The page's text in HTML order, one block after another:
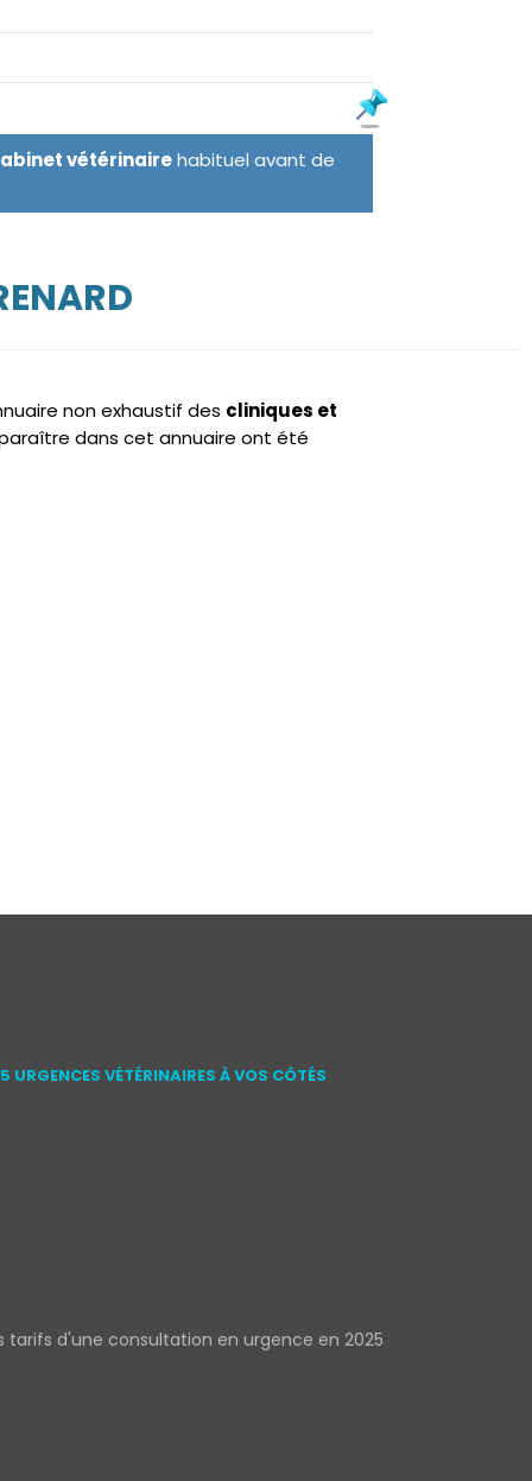
vétérinairehabituel avant de
non exhaustif des cliniques et
dans cet annuaire ont été
URGENCES VÉTÉRINAIRES À VOS CÔTÉS
tarifs d'une consultation en urgence en 2025